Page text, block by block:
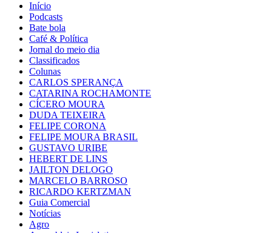
Início
Podcasts
Bate bola
Café & Política
Jornal do meio dia
Classificados
Colunas
CARLOS SPERANÇA
CATARINA ROCHAMONTE
CÍCERO MOURA
DUDA TEIXEIRA
FELIPE CORONA
FELIPE MOURA BRASIL
GUSTAVO URIBE
HEBERT DE LINS
JAILTON DELOGO
MARCELO BARROSO
RICARDO KERTZMAN
Guia Comercial
Notícias
Agro